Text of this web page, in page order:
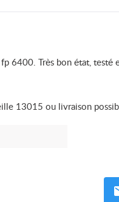
fp 6400. Très bon état, testé
13015 ou livraison